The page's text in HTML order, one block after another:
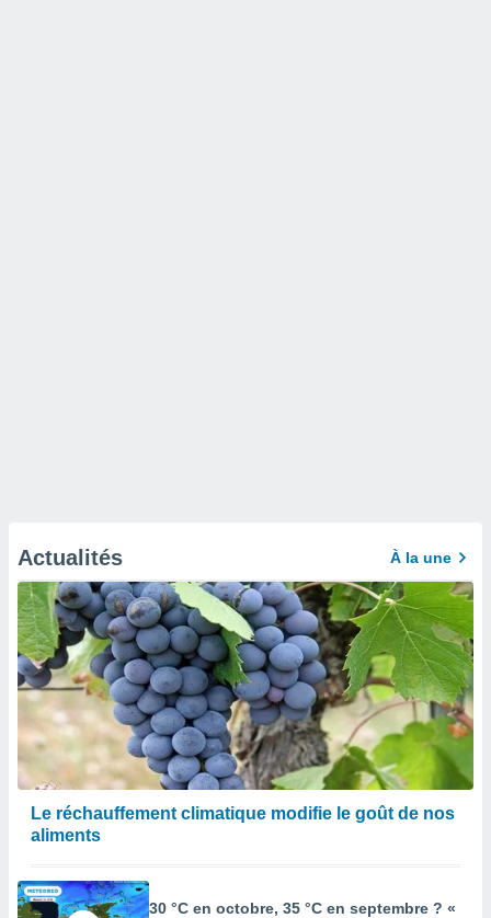
Actualités À la une
Le réchauffement climatique modifie le goût de nos
aliments
30 °C en octobre, 35 °C en septembre ? «